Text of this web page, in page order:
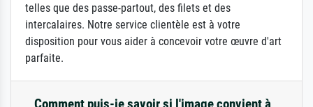
telles que des passe-partout, des filets et des
intercalaires. Notre service clientèle est à votre
disposition pour vous aider à concevoir votre œuvre d'art
parfaite.
Comment puis-je savoir si l'image convient à